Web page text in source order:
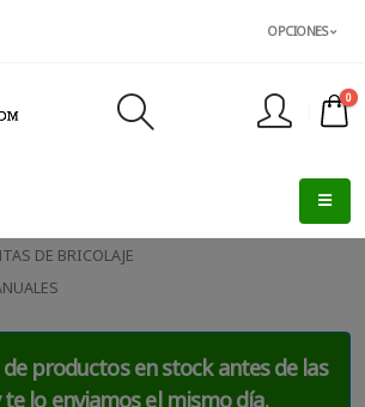
OPCIONES
0
DE BRICOLAJE
productos en stock antes de las
te lo enviamos el mismo día.